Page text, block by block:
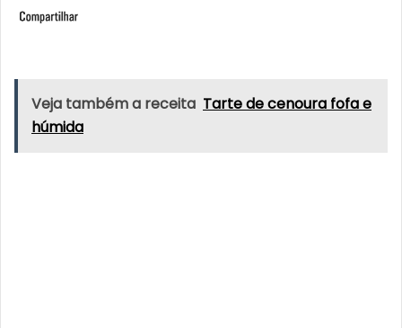
Veja também a receita Tarte de cenoura fofa e
húmida